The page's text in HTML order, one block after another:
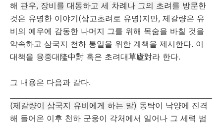
해 관우, 장비를 대동하고 세 차례나 그의 초려를 방문한
것은 유명한 이야기(삼고초려로 유명)지만, 제갈량은 유
비의 예우에 감동한 나머지 그를 위해 목숨을 바칠 것을
약속하고 삼국지 천하 통일을 위한 계책을 제시한다. 이
대책을 융중대隆中對 혹은 초려대草廬對라 한다.
그 내용은 다음과 같다.
(제갈량이 삼국지 유비에게 하는 말) 동탁이 낙양에 진격
해 들어온 이후 천하 군웅이 각처에서 일어나 그 세력 범